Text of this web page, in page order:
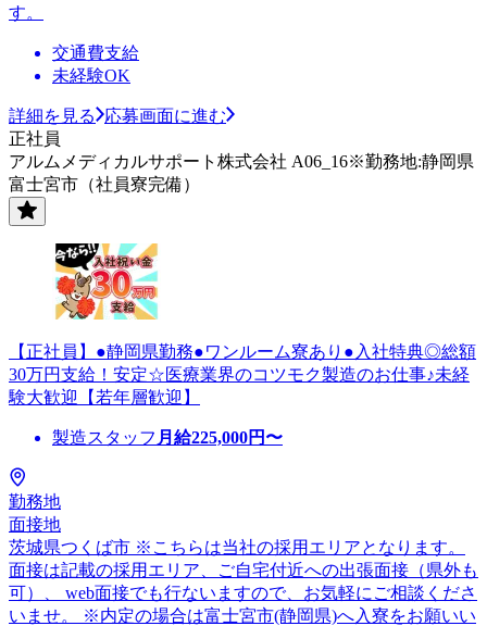
す。
交通費支給
未経験OK
詳細を見る
応募画面に進む
正社員
アルムメディカルサポート株式会社 A06_16※勤務地:静岡県
富士宮市（社員寮完備）
【正社員】●静岡県勤務●ワンルーム寮あり●入社特典◎総額
30万円支給！安定☆医療業界のコツモク製造のお仕事♪未経
験大歓迎【若年層歓迎】
製造スタッフ 月給225,000円〜
勤務地
面接地
茨城県つくば市 ※こちらは当社の採用エリアとなります。
面接は記載の採用エリア、ご自宅付近への出張面接（県外も
可）、 web面接でも行ないますので、お気軽にご相談くださ
いませ。 ※内定の場合は富士宮市(静岡県)へ入寮をお願いい